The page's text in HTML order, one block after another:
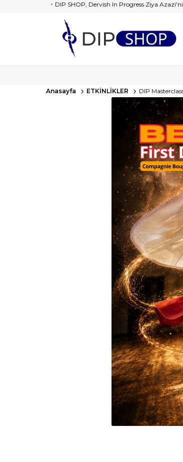
DIP SHOP, Dervish In Progress Ziya
Anasayfa ETKİNLİKLER DIP